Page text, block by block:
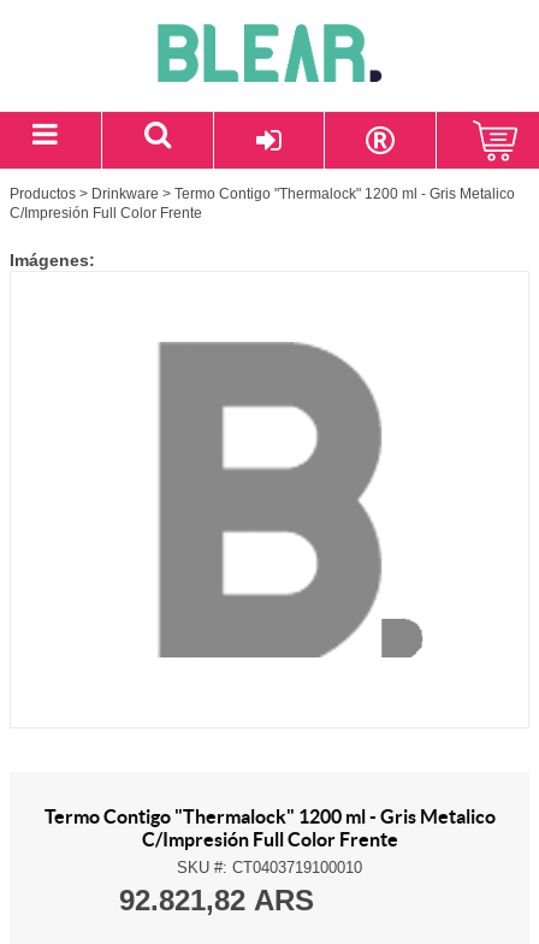
Productos > Drinkware > Termo Contigo "Thermalock" 1200 ml - Gris Metalico
C/Impresión Full Color Frente
Imágenes:
Termo Contigo "Thermalock" 1200 ml - Gris Metalico
C/Impresión Full Color Frente
SKU #: CT0403719100010
92.821,82 ARS